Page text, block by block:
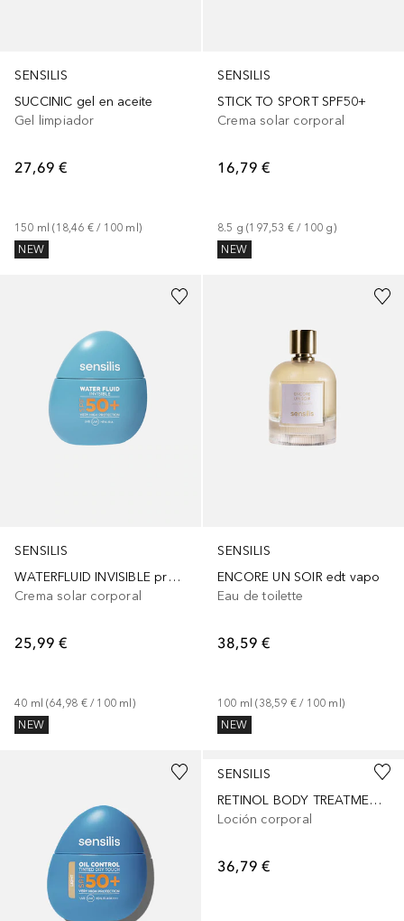
SENSILIS
SUCCINIC gel en aceite
Gel limpiador
27,69 €
150 ml (18,46 € / 100 ml)
NEW
SENSILIS
STICK TO SPORT SPF50+
Crema solar corporal
16,79 €
8.5 g (197,53 € / 100 g)
NEW
SENSILIS
WATERFLUID INVISIBLE protector solar SPF50+
Crema solar corporal
25,99 €
40 ml (64,98 € / 100 ml)
NEW
SENSILIS
ENCORE UN SOIR edt vapo
Eau de toilette
38,59 €
100 ml (38,59 € / 100 ml)
NEW
SENSILIS
RETINOL BODY TREATMENT reafirmante
Loción corporal
36,79 €